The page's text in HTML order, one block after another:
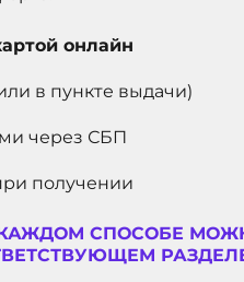
онлайн
в пункте выдачи)
через СБП
получении
СПОСОБЕ